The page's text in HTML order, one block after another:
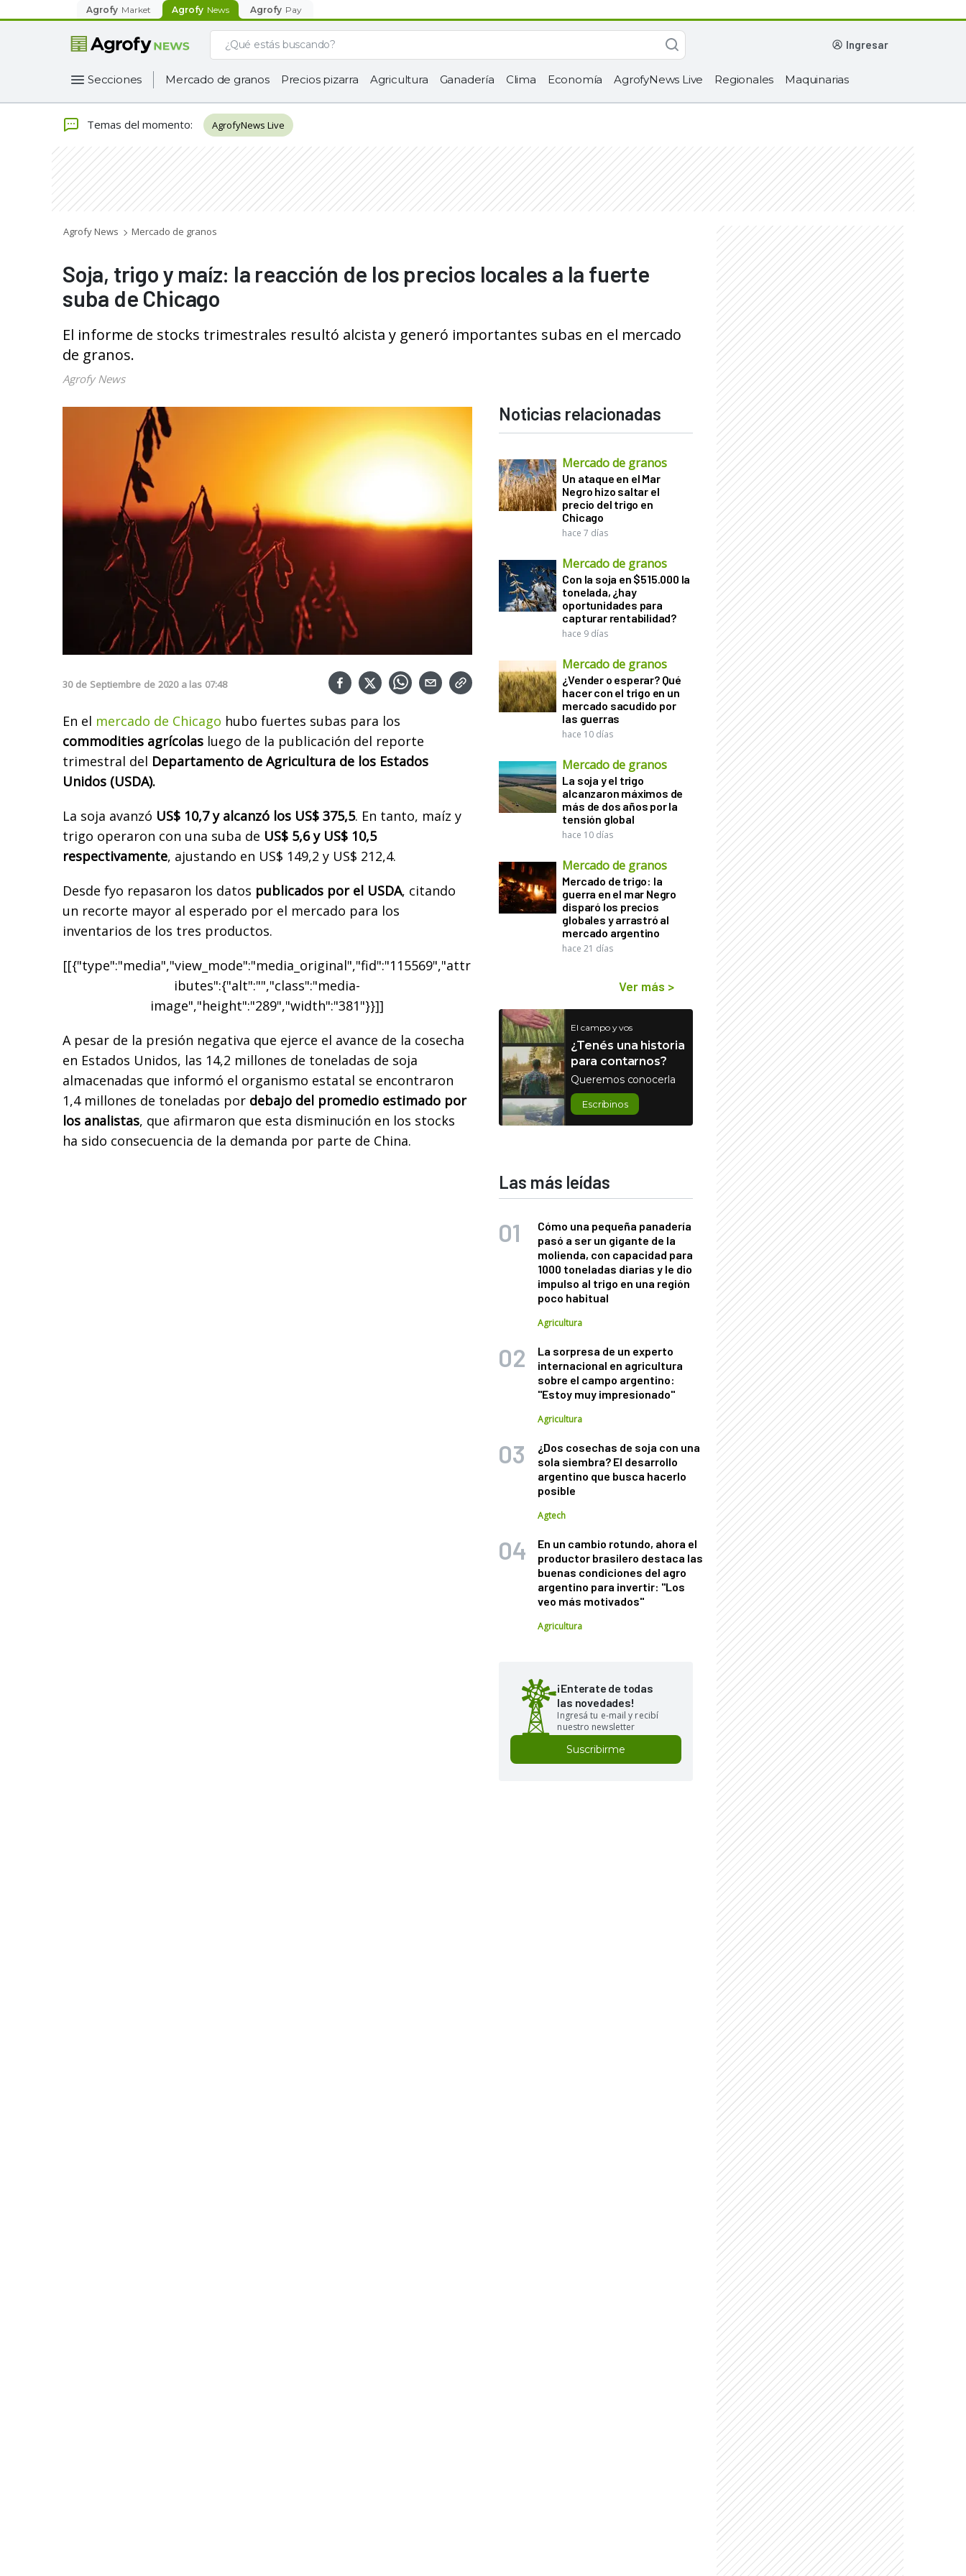
Agrofy Market Agrofy News Agrofy Pay
ingresar
Secciones Mercado de granos Precios pizarra Agricultura Ganadería Clima Economía AgrofyNews Live Regionales Maquinarias
Temas del momento: AgrofyNews Live
Agrofy News Mercado de granos
Soja, trigo y maíz: la reacción de los precios locales a la fuerte
suba de Chicago
El informe de stocks trimestrales resultó alcista y generó importantes subas en el mercado
de granos.
Agrofy News
30 de Septiembre de 2020 a las 07:48
En el mercado de Chicago hubo fuertes subas para los
commodities agrícolas luego de la publicación del reporte
trimestral del Departamento de Agricultura de los Estados
Unidos (USDA).
La soja avanzó US$ 10,7 y alcanzó los US$ 375,5. En tanto, maíz y
trigo operaron con una suba de US$ 5,6 y US$ 10,5
respectivamente, ajustando en US$ 149,2 y US$ 212,4.
Desde fyo repasaron los datos publicados por el USDA, citando
un recorte mayor al esperado por el mercado para los
inventarios de los tres productos.
[[{"type":"media","view_mode":"media_original","fid":"115569","attr
ibutes":{"alt":"","class":"media-
image","height":"289","width":"381"}}]]
A pesar de la presión negativa que ejerce el avance de la cosecha
en Estados Unidos, las 14,2 millones de toneladas de soja
almacenadas que informó el organismo estatal se encontraron
1,4 millones de toneladas por debajo del promedio estimado por
los analistas, que afirmaron que esta disminución en los stocks
ha sido consecuencia de la demanda por parte de China.
Noticias relacionadas
Mercado de granos
Un ataque en el Mar
Negro hizo saltar el
precio del trigo en
Chicago
hace 7 días
Mercado de granos
Con la soja en $515.000 la
tonelada, ¿hay
oportunidades para
capturar rentabilidad?
hace 9 días
Mercado de granos
¿Vender o esperar? Qué
hacer con el trigo en un
mercado sacudido por
las guerras
hace 10 días
Mercado de granos
La soja y el trigo
alcanzaron máximos de
más de dos años por la
tensión global
hace 10 días
Mercado de granos
Mercado de trigo: la
guerra en el mar Negro
disparó los precios
globales y arrastró al
mercado argentino
hace 21 días
Ver más >
El campo y vos
¿Tenés una historia
para contarnos?
Queremos conocerla
Escribinos
Las más leídas
Cómo una pequeña panadería
pasó a ser un gigante de la
molienda, con capacidad para
1000 toneladas diarias y le dio
impulso al trigo en una región
poco habitual
Agricultura
La sorpresa de un experto
internacional en agricultura
sobre el campo argentino:
"Estoy muy impresionado"
Agricultura
¿Dos cosechas de soja con una
sola siembra? El desarrollo
argentino que busca hacerlo
posible
Agtech
En un cambio rotundo, ahora el
productor brasilero destaca las
buenas condiciones del agro
argentino para invertir: "Los
veo más motivados"
Agricultura
¡Enterate de todas
las novedades!
Ingresá tu e-mail y recibí
nuestro newsletter
Suscribirme